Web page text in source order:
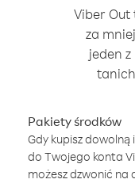
Viber Out
za
jeden
Pakiety środków
Gdy kupisz
do Twojego konta
możesz dzwonić na